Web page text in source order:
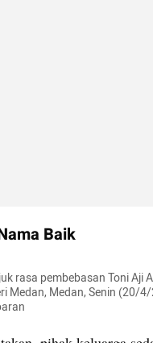
Baik
rasa pembebasan Toni Aji
Medan, Medan, Senin (20/